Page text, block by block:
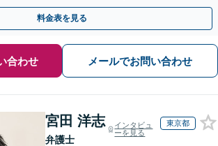
【休日・夜間・当日相談に対応】
料金表を見る
合わせ メールでお問い合わせ
宮田 洋志
弁護士
インタビュ
ーを見る
東京都